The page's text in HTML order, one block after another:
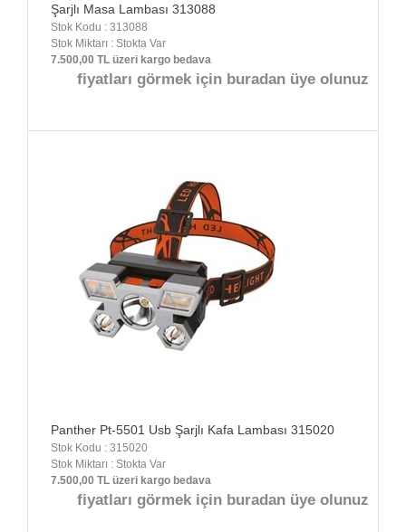
Şarjlı Masa Lambası 313088
Stok Kodu : 313088
Stok Miktarı : Stokta Var
7.500,00 TL üzeri kargo bedava
fiyatları görmek için buradan üye olunuz
Panther Pt-5501 Usb Şarjlı Kafa Lambası 315020
Stok Kodu : 315020
Stok Miktarı : Stokta Var
7.500,00 TL üzeri kargo bedava
fiyatları görmek için buradan üye olunuz